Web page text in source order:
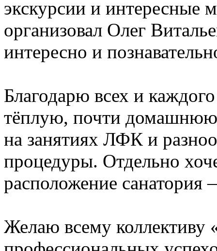
экскурсии и интересные
организовал Олег
интересно и
Благодарю всех и
тёплую, почти домашнюю
на занятиях ЛФК и
процедуры. Отдельно
расположение
Желаю всему коллективу